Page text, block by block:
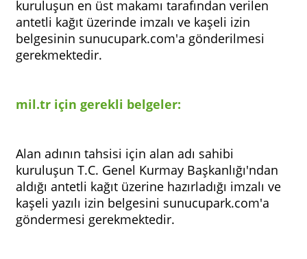
kuruluşun en üst makamı tarafından verilen
antetli kağıt üzerinde imzalı ve kaşeli izin
belgesinin sunucupark.com'a gönderilmesi
gerekmektedir.
mil.tr için gerekli belgeler:
Alan adının tahsisi için alan adı sahibi
kuruluşun T.C. Genel Kurmay Başkanlığı'ndan
aldığı antetli kağıt üzerine hazırladığı imzalı ve
kaşeli yazılı izin belgesini sunucupark.com'a
göndermesi gerekmektedir.